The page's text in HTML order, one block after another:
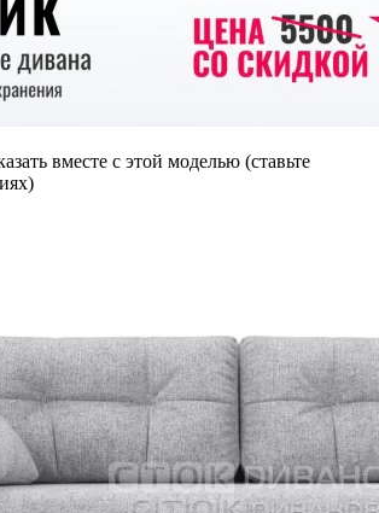
вместе с этой моделью (ставьте